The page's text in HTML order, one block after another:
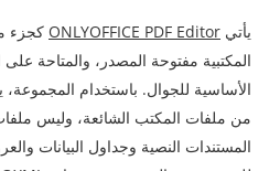
يأتي ONLYOFFICE PDF Editor
المكتبية مفتوحة المصدر، والمتاحة
الأساسية للجوال. باستخدام
المستندات النصية وجداول البيانات